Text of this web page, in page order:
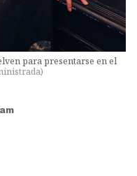
para presentarse en el
)